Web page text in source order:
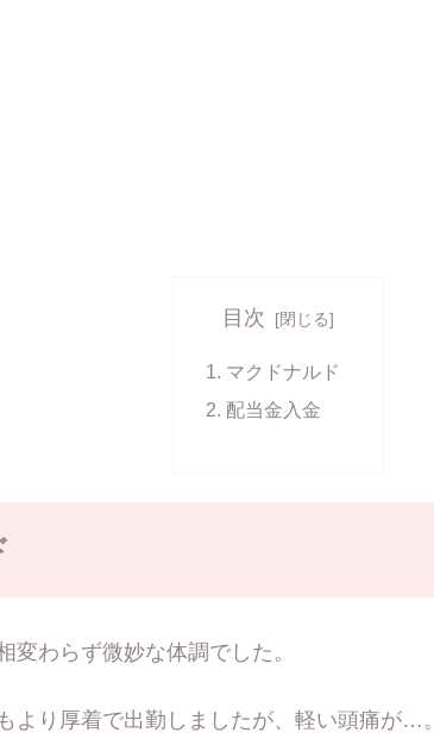
目次
マクドナルド
配当金入金
変わらず微妙な体調でした。
より厚着で出勤しましたが、軽い頭痛が…。